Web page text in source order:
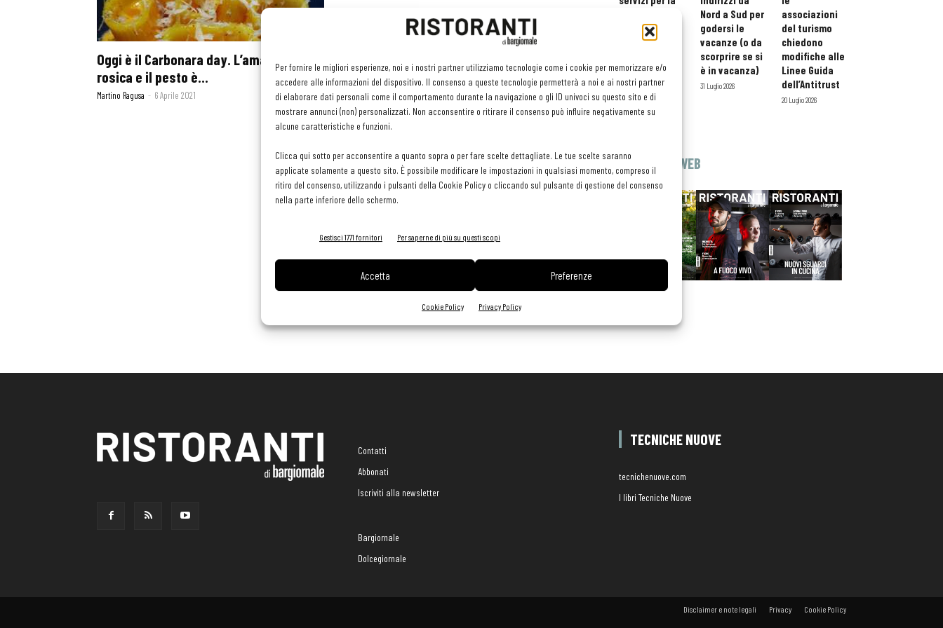
Per fornire le migliori esperienze, noi e i nostri partner utilizziamo tecnologie come i cookie per memorizzare e/o
accedere alle informazioni del dispositivo. Il consenso a queste tecnologie permetterà a noi e ai nostri partner
di elaborare dati personali come il comportamento durante la navigazione o gli ID univoci su questo sito e di
mostrare annunci (non) personalizzati. Non acconsentire o ritirare il consenso può influire negativamente su
alcune caratteristiche e funzioni.
Clicca qui sotto per acconsentire a quanto sopra o per fare scelte dettagliate. Le tue scelte saranno
applicate solamente a questo sito. È possibile modificare le impostazioni in qualsiasi momento, compreso il
ritiro del consenso, utilizzando i pulsanti della Cookie Policy o cliccando sul pulsante di gestione del consenso
nella parte inferiore dello schermo.
Gestisci 1771 fornitori Per saperne di più su questi scopi
Accetta Preferenze
Cookie Policy Privacy Policy
Oggi è il Carbonara day. L’amatriciana
rosica e il pesto è...
Martino Ragusa - 6 Aprile 2021
orario esteso
e tessera
professionisti
HoReCa
29 Luglio 2026
Nord a Sud per
godersi le
vacanze (o da
scorprire se si
è in vacanza)
31 Luglio 2026
associazioni
del turismo
chiedono
modifiche alle
Linee Guida
dell’Antitrust
20 Luglio 2026
EDICOLA WEB
Contatti
Abbonati
Iscriviti alla newsletter
Bargiornale
Dolcegiornale
TECNICHE NUOVE
tecnichenuove.com
I libri Tecniche Nuove
Disclaimer e note legali Privacy Cookie Policy